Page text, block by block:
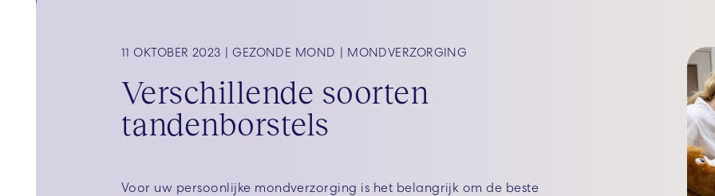
11 OKTOBER 2023 GEZONDE MOND MONDVERZORGING
Verschillende soorten
tandenborstels
Voor uw persoonlijke mondverzorging is het belangrijk om de beste